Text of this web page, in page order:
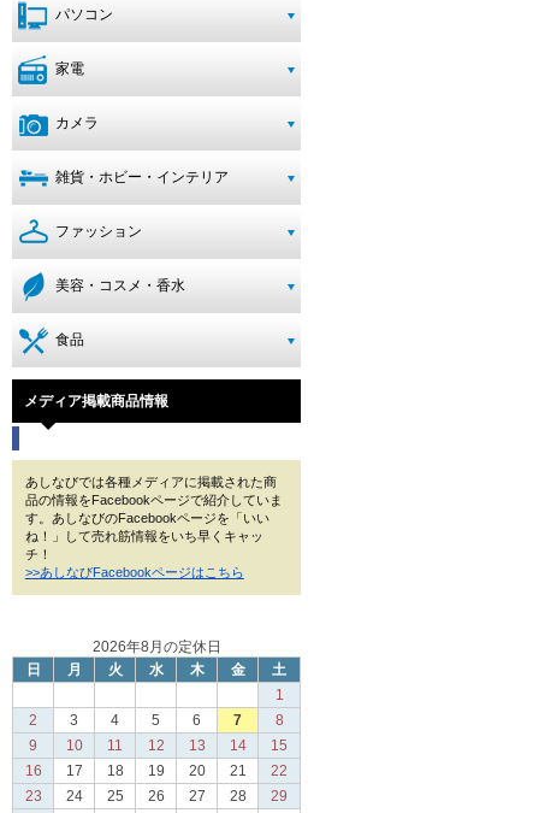
パソコン
家電
カメラ
雑貨・ホビー・インテリア
ファッション
美容・コスメ・香水
食品
メディア掲載商品情報
あしなびでは各種メディアに掲載された商
品の情報をFacebookページで紹介していま
す。あしなびのFacebookページを「いい
ね！」して売れ筋情報をいち早くキャッ
チ！
>>あしなびFacebookページはこちら
2026年8月の定休日
日
月 火 水 木 金
土
1
2
3 4 5 6 7
8
9
10 11 12 13 14
15
16
17 18 19 20 21
22
23
24 25 26 27 28
29